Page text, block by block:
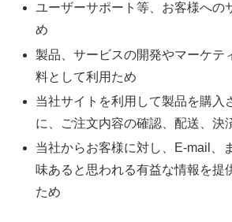
ユーザーサポート等、お客様への
め
製品、サービスの開発やマーケテ
料として利用ため
当社サイトを利用して製品を購入
に、ご注文内容の確認、配送、決
当社からお客様に対し、E-mail、
味あると思われる有益な情報を提
ため